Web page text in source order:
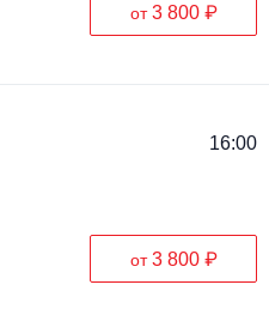
от3 800 ₽
16:00
от3 800 ₽